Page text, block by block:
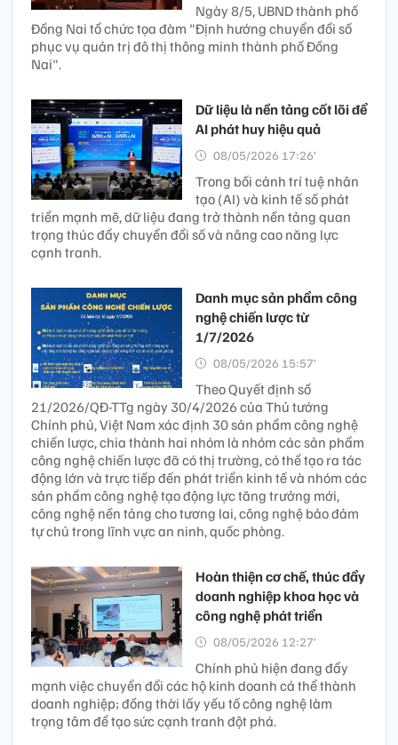
Ngày 8/5, UBND thành phố
Đồng Nai tổ chức tọa đàm "Định hướng chuyển đổi số
phục vụ quản trị đô thị thông minh thành phố Đồng
Nai".
Dữ liệu là nền tảng cốt lõi để
AI phát huy hiệu quả
08/05/2026 17:26’
Trong bối cảnh trí tuệ nhân
tạo (AI) và kinh tế số phát
triển mạnh mẽ, dữ liệu đang trở thành nền tảng quan
trọng thúc đẩy chuyển đổi số và nâng cao năng lực
cạnh tranh.
Danh mục sản phẩm công
nghệ chiến lược từ
1/7/2026
08/05/2026 15:57’
Theo Quyết định số
21/2026/QĐ-TTg ngày 30/4/2026 của Thủ tướng
Chính phủ, Việt Nam xác định 30 sản phẩm công nghệ
chiến lược, chia thành hai nhóm là nhóm các sản phẩm
công nghệ chiến lược đã có thị trường, có thể tạo ra tác
động lớn và trực tiếp đến phát triển kinh tế và nhóm các
sản phẩm công nghệ tạo động lực tăng trưởng mới,
công nghệ nền tảng cho tương lai, công nghệ bảo đảm
tự chủ trong lĩnh vực an ninh, quốc phòng.
Hoàn thiện cơ chế, thúc đẩy
doanh nghiệp khoa học và
công nghệ phát triển
08/05/2026 12:27’
Chính phủ hiện đang đẩy
mạnh việc chuyển đổi các hộ kinh doanh cá thể thành
doanh nghiệp; đồng thời lấy yếu tố công nghệ làm
trọng tâm để tạo sức cạnh tranh đột phá.